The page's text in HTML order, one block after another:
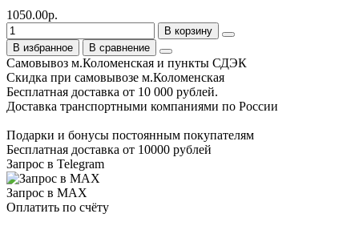
1050.00р.
В корзину
В избранное
В сравнение
Самовывоз м.Коломенская и пункты СДЭК
Скидка при самовывозе м.Коломенская
Бесплатная доставка от 10 000 рублей.
Доставка транспортными компаниями по России
Подарки и бонусы постоянным покупателям
Бесплатная доставка от 10000 рублей
Запрос в Telegram
Запрос в MAX
Оплатить по счёту